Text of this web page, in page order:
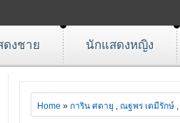
ดงชาย นักแสดงหญิง
Home » การิน ศตายุ , ณฐพร เตมีรักษ์,